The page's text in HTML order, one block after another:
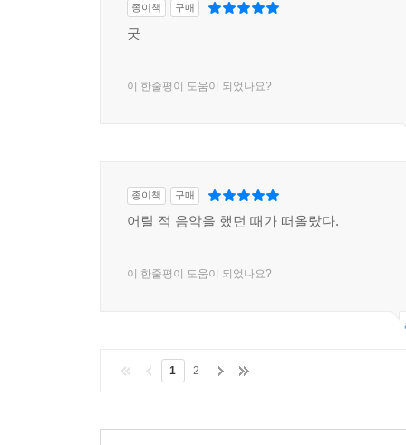
종이책 구매
굿
이 한줄평이 도움이 되었나요?
종이책 구매
어릴 적 음악을 했던 때가 떠올랐다.
이 한줄평이 도움이 되었나요?
1 2